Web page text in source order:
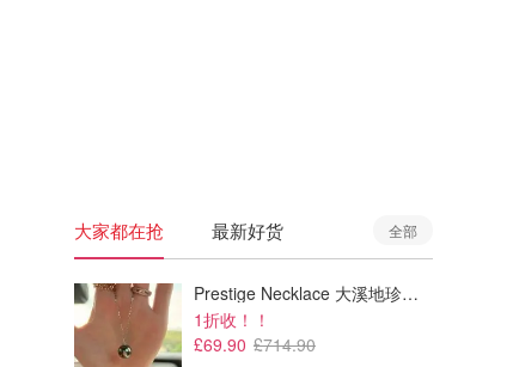
大家都在抢 最新好货 全部
Prestige Necklace 大溪地珍珠项链 10-11mm
1折收！！
£69.90 £714.90